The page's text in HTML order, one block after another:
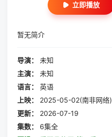
立即播放
暂无简介
导演：
未知
主演：
未知
语言：
英语
上映：
2025-05-02(南非网络)
更新：
2026-07-19
集数：
6集全